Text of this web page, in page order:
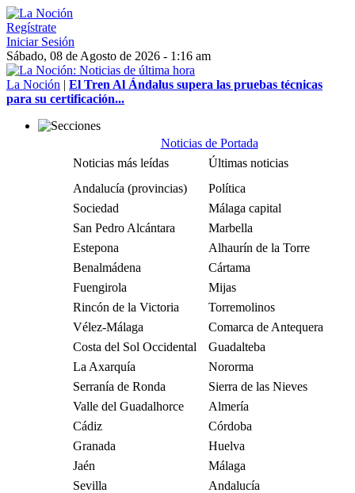
Regístrate
Iniciar Sesión
Sábado, 08 de Agosto de 2026 - 1:16 am
La Noción | El Tren Al Ándalus supera las pruebas técnicas
para su certificación...
Noticias de Portada
Noticias más leídas
Últimas noticias
Andalucía (provincias)
Política
Sociedad
Málaga capital
San Pedro Alcántara
Marbella
Estepona
Alhaurín de la Torre
Benalmádena
Cártama
Fuengirola
Mijas
Rincón de la Victoria
Torremolinos
Vélez-Málaga
Comarca de Antequera
Costa del Sol Occidental
Guadalteba
La Axarquía
Nororma
Serranía de Ronda
Sierra de las Nieves
Valle del Guadalhorce
Almería
Cádiz
Córdoba
Granada
Huelva
Jaén
Málaga
Sevilla
Andalucía